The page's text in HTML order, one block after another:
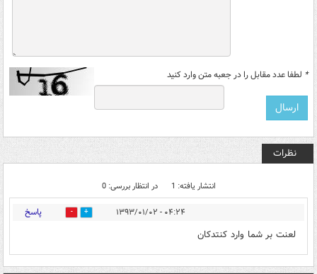
* لطفا عدد مقابل را در جعبه متن وارد کنید
نظرات
انتشار یافته: 1 در انتظار بررسی: 0
۰۴:۲۴ - ۱۳۹۳/۰۱/۰۲ 0 پاسخ
لعنت بر شما وارد كنتدكان